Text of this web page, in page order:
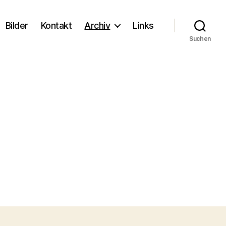
Bilder Kontakt Archiv Links
Suchen